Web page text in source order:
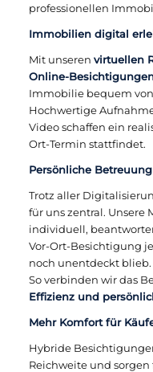
professionellen
Immobilien digital
Mit unseren virtuellen
Online-
Immobilie bequem
Hochwertige
Video schaffen ein
Ort-Termin stattfindet.
Persönliche
Trotz aller
für uns zentral. Unsere
individuell,
Vor-Ort-Besichtigung
noch unentdeckt blieb.
So verbinden wir das
Effizienz und
Mehr Komfort für
Hybride
Reichweite und